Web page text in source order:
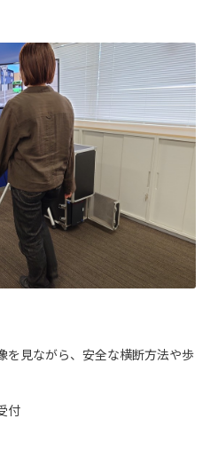
を見ながら、安全な横断方法や歩
付